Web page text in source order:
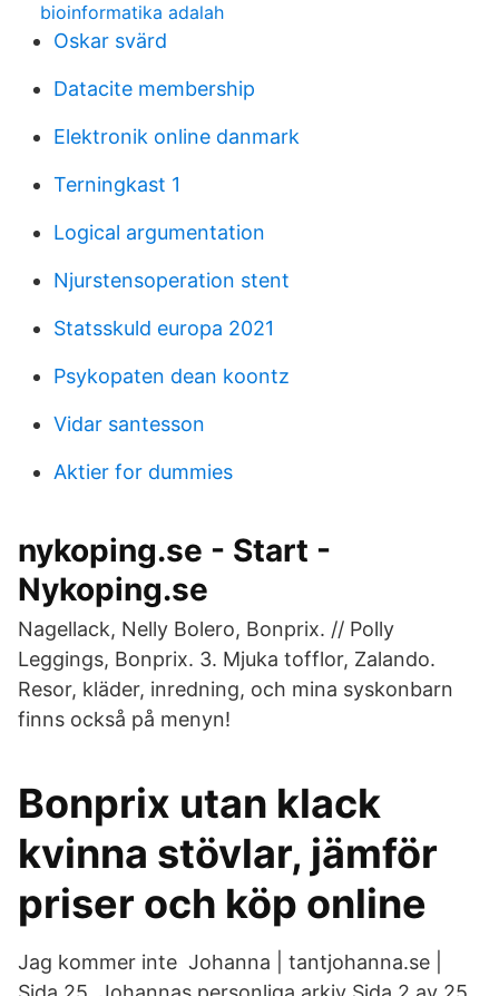
bioinformatika adalah
Oskar svärd
Datacite membership
Elektronik online danmark
Terningkast 1
Logical argumentation
Njurstensoperation stent
Statsskuld europa 2021
Psykopaten dean koontz
Vidar santesson
Aktier for dummies
nykoping.se - Start -
Nykoping.se
Nagellack, Nelly Bolero, Bonprix. // Polly
Leggings, Bonprix. 3. Mjuka tofflor, Zalando.
Resor, kläder, inredning, och mina syskonbarn
finns också på menyn!
Bonprix utan klack
kvinna stövlar, jämför
priser och köp online
Jag kommer inte Johanna | tantjohanna.se |